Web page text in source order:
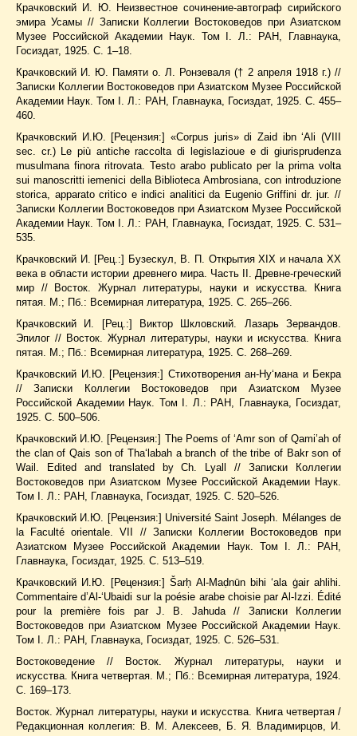
Крачковский И. Ю. Неизвестное сочинение-автограф сирийского
эмира Усамы // Записки Коллегии Востоковедов при Азиатском
Музее Российской Академии Наук. Том I. Л.: РАН, Главнаука,
Госиздат, 1925. С. 1–18.
Крачковский И. Ю. Памяти о. Л. Ронзеваля († 2 апреля 1918 г.) //
Записки Коллегии Востоковедов при Азиатском Музее Российской
Академии Наук. Том I. Л.: РАН, Главнаука, Госиздат, 1925. С. 455–
460.
Крачковский И.Ю. [Рецензия:] «Corpus juris» di Zaid ibn ‘Ali (VIII
sec. cr.) Le più antiche raccolta di legislazioue e di giurisprudenza
musulmana finora ritrovata. Testo arabo publicato per la prima volta
sui manoscritti iemenici della Biblioteca Ambrosiana, con introduzione
storica, apparato critico e indici analitici da Eugenio Griffini dr. jur. //
Записки Коллегии Востоковедов при Азиатском Музее Российской
Академии Наук. Том I. Л.: РАН, Главнаука, Госиздат, 1925. С. 531–
535.
Крачковский И. [Рец.:] Бузескул, В. П. Открытия XIX и начала XX
века в области истории древнего мира. Часть II. Древне-греческий
мир // Восток. Журнал литературы, науки и искусства. Книга
пятая. М.; Пб.: Всемирная литература, 1925. С. 265–266.
Крачковский И. [Рец.:] Виктор Шкловский. Лазарь Зервандов.
Эпилог // Восток. Журнал литературы, науки и искусства. Книга
пятая. М.; Пб.: Всемирная литература, 1925. С. 268–269.
Крачковский И.Ю. [Рецензия:] Стихотворения ан-Ну‘мана и Бекра
// Записки Коллегии Востоковедов при Азиатском Музее
Российской Академии Наук. Том I. Л.: РАН, Главнаука, Госиздат,
1925. С. 500–506.
Крачковский И.Ю. [Рецензия:] The Poems of ‘Amr son of Qami’ah of
the clan of Qais son of Tha‘labah a branch of the tribe of Bakr son of
Wail. Edited and translated by Ch. Lyall // Записки Коллегии
Востоковедов при Азиатском Музее Российской Академии Наук.
Том I. Л.: РАН, Главнаука, Госиздат, 1925. С. 520–526.
Крачковский И.Ю. [Рецензия:] Université Saint Joseph. Mélanges de
la Faculté orientale. VII // Записки Коллегии Востоковедов при
Азиатском Музее Российской Академии Наук. Том I. Л.: РАН,
Главнаука, Госиздат, 1925. С. 513–519.
Крачковский И.Ю. [Рецензия:] Šarḥ Al-Maḍnūn bihi ‘ala ġair ahlihi.
Commentaire d’Al-‘Ubaidi sur la poésie arabe choisie par Al-Izzi. Édité
pour la première fois par J. B. Jahuda // Записки Коллегии
Востоковедов при Азиатском Музее Российской Академии Наук.
Том I. Л.: РАН, Главнаука, Госиздат, 1925. С. 526–531.
Востоковедение // Восток. Журнал литературы, науки и
искусства. Книга четвертая. М.; Пб.: Всемирная литература, 1924.
С. 169–173.
Восток. Журнал литературы, науки и искусства. Книга четвертая /
Редакционная коллегия: В. М. Алексеев, Б. Я. Владимирцов, И.